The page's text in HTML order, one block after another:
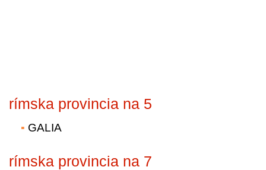
rímska provincia na 5
GALIA
rímska provincia na 7